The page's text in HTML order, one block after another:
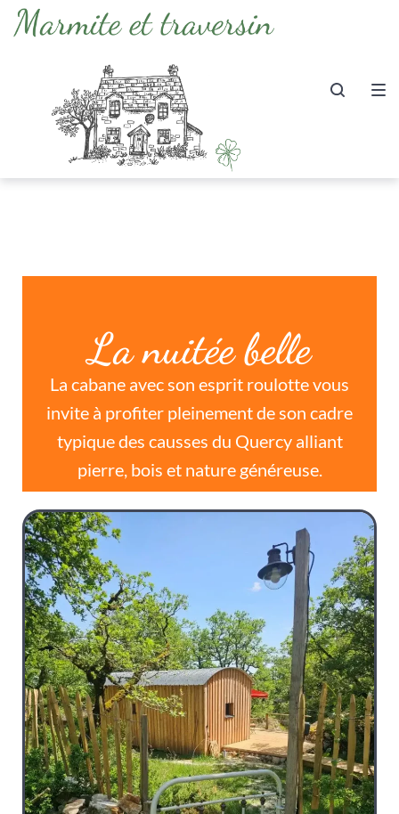
La nuitée belle
La cabane avec son esprit roulotte vous
invite à profiter pleinement de son cadre
typique des causses du Quercy alliant
pierre, bois et nature généreuse.